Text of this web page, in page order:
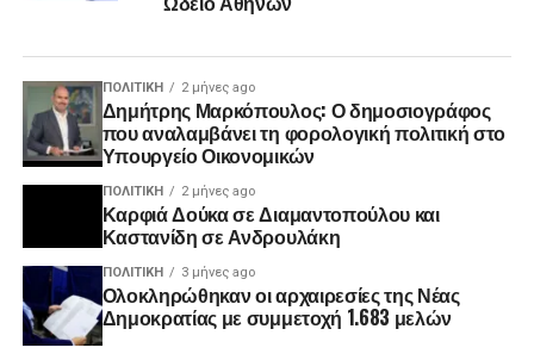
ΠΟΛΙΤΙΚΉ 2 μήνες ago
Δημήτρης Μαρκόπουλος: Ο δημοσιογράφος
που αναλαμβάνει τη φορολογική πολιτική στο
Υπουργείο Οικονομικών
ΠΟΛΙΤΙΚΉ 2 μήνες ago
Καρφιά Δούκα σε Διαμαντοπούλου και
Καστανίδη σε Ανδρουλάκη
ΠΟΛΙΤΙΚΉ 3 μήνες ago
Ολοκληρώθηκαν οι αρχαιρεσίες της Νέας
Δημοκρατίας με συμμετοχή 1.683 μελών